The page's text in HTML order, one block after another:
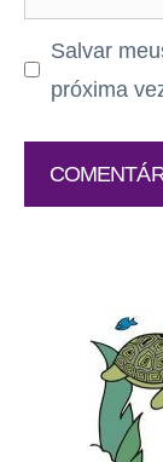
Salvar
próxima